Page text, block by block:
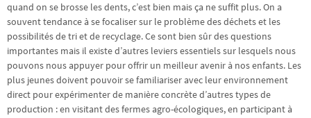
quand on se brosse les dents, c’est bien mais ça ne suffit plus. On a
souvent tendance à se focaliser sur le problème des déchets et les
possibilités de tri et de recyclage. Ce sont bien sûr des questions
importantes mais il existe d’autres leviers essentiels sur lesquels nous
pouvons nous appuyer pour offrir un meilleur avenir à nos enfants. Les
plus jeunes doivent pouvoir se familiariser avec leur environnement
direct pour expérimenter de manière concrète d’autres types de
production : en visitant des fermes agro-écologiques, en participant à